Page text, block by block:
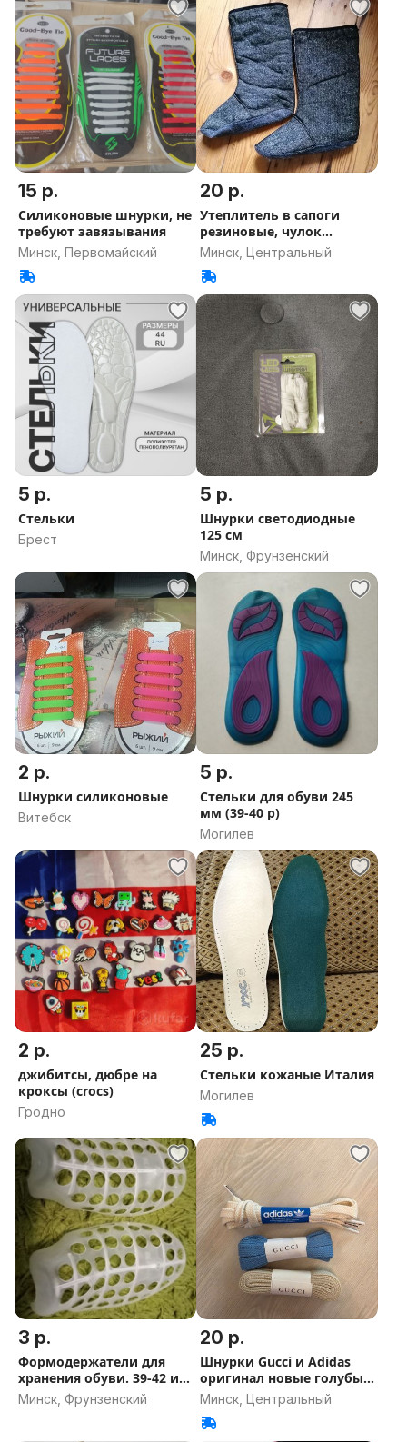
15 р.
Силиконовые шнурки, не
требуют завязывания
Минск, Первомайский
20 р.
Утеплитель в сапоги
резиновые, чулок
вкладыш
Минск, Центральный
5 р.
Стельки
Брест
5 р.
Шнурки светодиодные
125 см
Минск, Фрунзенский
2 р.
Шнурки силиконовые
Витебск
5 р.
Стельки для обуви 245
мм (39-40 р)
Могилев
2 р.
джибитсы, дюбре на
кроксы (crocs)
Гродно
25 р.
Стельки кожаные Италия
Могилев
3 р.
Формодержатели для
хранения обуви. 39-42 и
43-46
Минск, Фрунзенский
20 р.
Шнурки Gucci и Adidas
оригинал новые голубые
белые
Минск, Центральный